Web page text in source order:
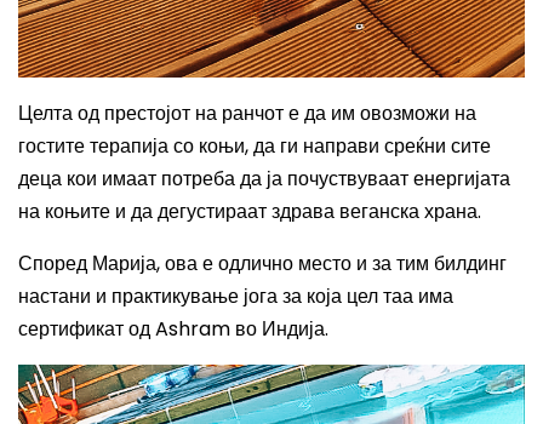
Целта од престојот на ранчот е да им овозможи на
гостите терапија со коњи, да ги направи среќни сите
деца кои имаат потреба да ја почуствуваат енергијата
на коњите и да дегустираат здрава веганска храна.
Според Марија, ова е одлично место и за тим билдинг
настани и практикување јога за која цел таа има
сертификат одAshram во Индија.